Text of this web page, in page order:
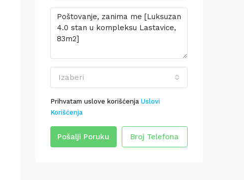
Izaberi
Prihvatam uslove korišćenja Uslovi
Korišćenja
Pošalji Poruku Broj Telefona